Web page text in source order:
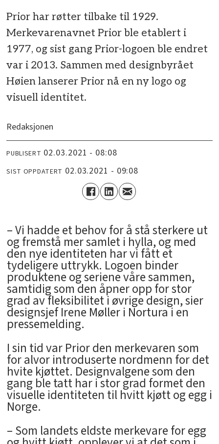
Prior har røtter tilbake til 1929.
Merkevarenavnet Prior ble etablert i
1977, og sist gang Prior-logoen ble endret
var i 2013. Sammen med designbyrået
Høien lanserer Prior nå en ny logo og
visuell identitet.
Redaksjonen
PUBLISERT 02.03.2021 - 08:08
SIST OPPDATERT 02.03.2021 - 09:08
– Vi hadde et behov for å stå sterkere ut
og fremstå mer samlet i hylla, og med
den nye identiteten har vi fått et
tydeligere uttrykk. Logoen binder
produktene og seriene våre sammen,
samtidig som den åpner opp for stor
grad av fleksibilitet i øvrige design, sier
designsjef Irene Møller i Nortura i en
pressemelding.
I sin tid var Prior den merkevaren som
for alvor introduserte nordmenn for det
hvite kjøttet. Designvalgene som den
gang ble tatt har i stor grad formet den
visuelle identiteten til hvitt kjøtt og egg i
Norge.
– Som landets eldste merkevare for egg